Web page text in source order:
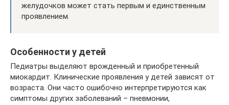
желудочков может стать первым и единственным
проявлением.
Особенности у детей
Педиатры выделяют врожденный и приобретенный
миокардит. Клинические проявления у детей зависят от
возраста. Они часто ошибочно интерпретируются как
симптомы других заболеваний – пневмонии,